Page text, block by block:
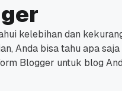
kelebihan dan
Anda bisa tahu apa
Blogger untuk blog